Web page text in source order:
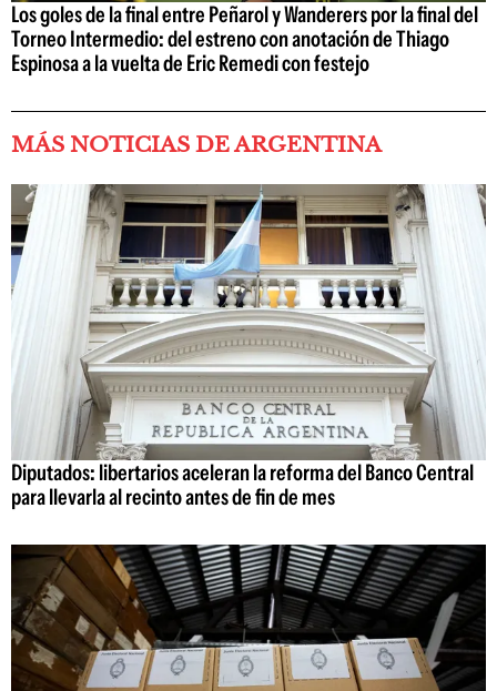
Los goles de la final entre Peñarol y Wanderers por la final del
Torneo Intermedio: del estreno con anotación de Thiago
Espinosa a la vuelta de Eric Remedi con festejo
MÁS NOTICIAS DE ARGENTINA
Diputados: libertarios aceleran la reforma del Banco Central
para llevarla al recinto antes de fin de mes